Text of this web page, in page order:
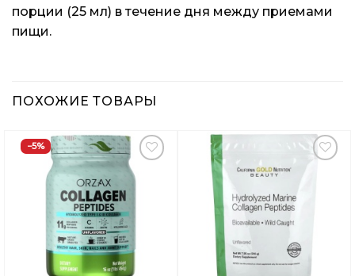
порции (25 мл) в течение дня между приемами
пищи.
ПОХОЖИЕ ТОВАРЫ
−5%
Добавить
Вишлист
Вишлист